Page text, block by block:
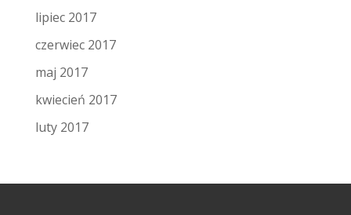
lipiec 2017
czerwiec 2017
maj 2017
kwiecień 2017
luty 2017